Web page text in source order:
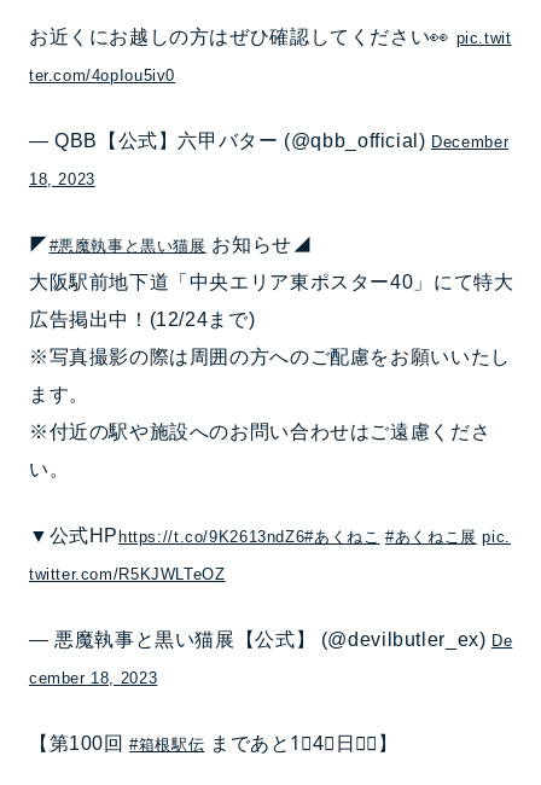
お近くにお越しの方はぜひ確認してください👀 pic.twit
ter.com/4opIou5iv0
— QBB【公式】六甲バター (@qbb_official) December
18, 2023
◤ #悪魔執事と黒い猫展 お知らせ◢
大阪駅前地下道「中央エリア東ポスター40」にて特大
広告掲出中！(12/24まで)
※写真撮影の際は周囲の方へのご配慮をお願いいたし
ます。
※付近の駅や施設へのお問い合わせはご遠慮くださ
い。
▼公式HP https://t.co/9K2613ndZ6#あくねこ #あくねこ展 pic.
twitter.com/R5KJWLTeOZ
— 悪魔執事と黒い猫展【公式】 (@devilbutler_ex) De
cember 18, 2023
【第100回#箱根駅伝️ まであと1⃣4⃣日🏃‍♂️】